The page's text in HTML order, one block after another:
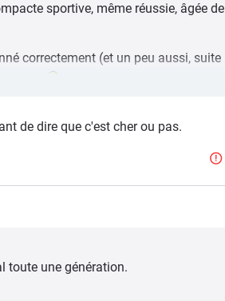
sportive, même réussie, âgée de
correctement (et un peu aussi, suite
t-il
de dire que c'est cher ou pas.
toute une génération.